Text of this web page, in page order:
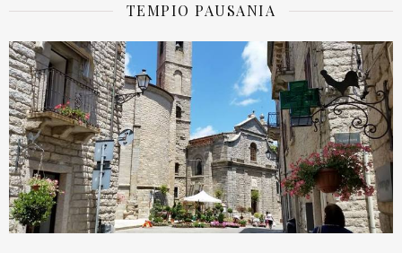
TEMPIO PAUSANIA